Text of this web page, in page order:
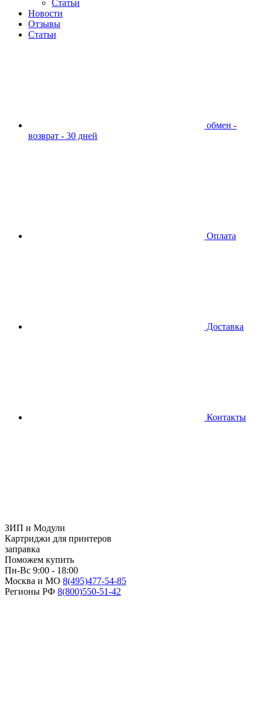
Статьи
Новости
Отзывы
Статьи
обмен -
возврат - 30 дней
Оплата
Доставка
Контакты
ЗИП и Модули
Картриджи для принтеров
заправка
Поможем купить
Пн-Вс 9:00 - 18:00
Москва и МО 8(495)477-54-85
Регионы РФ 8(800)550-51-42